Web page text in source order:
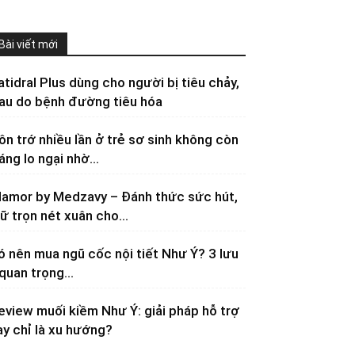
Bài viết mới
Plus dùng cho người bị tiêu chảy,
do bệnh đường tiêu hóa
trớ nhiều lần ở trẻ sơ sinh không còn
lo ngại nhờ...
by Medzavy – Đánh thức sức hút,
trọn nét xuân cho...
nên mua ngũ cốc nội tiết Như Ý? 3 lưu
trọng...
muối kiềm Như Ý: giải pháp hỗ trợ
chỉ là xu hướng?